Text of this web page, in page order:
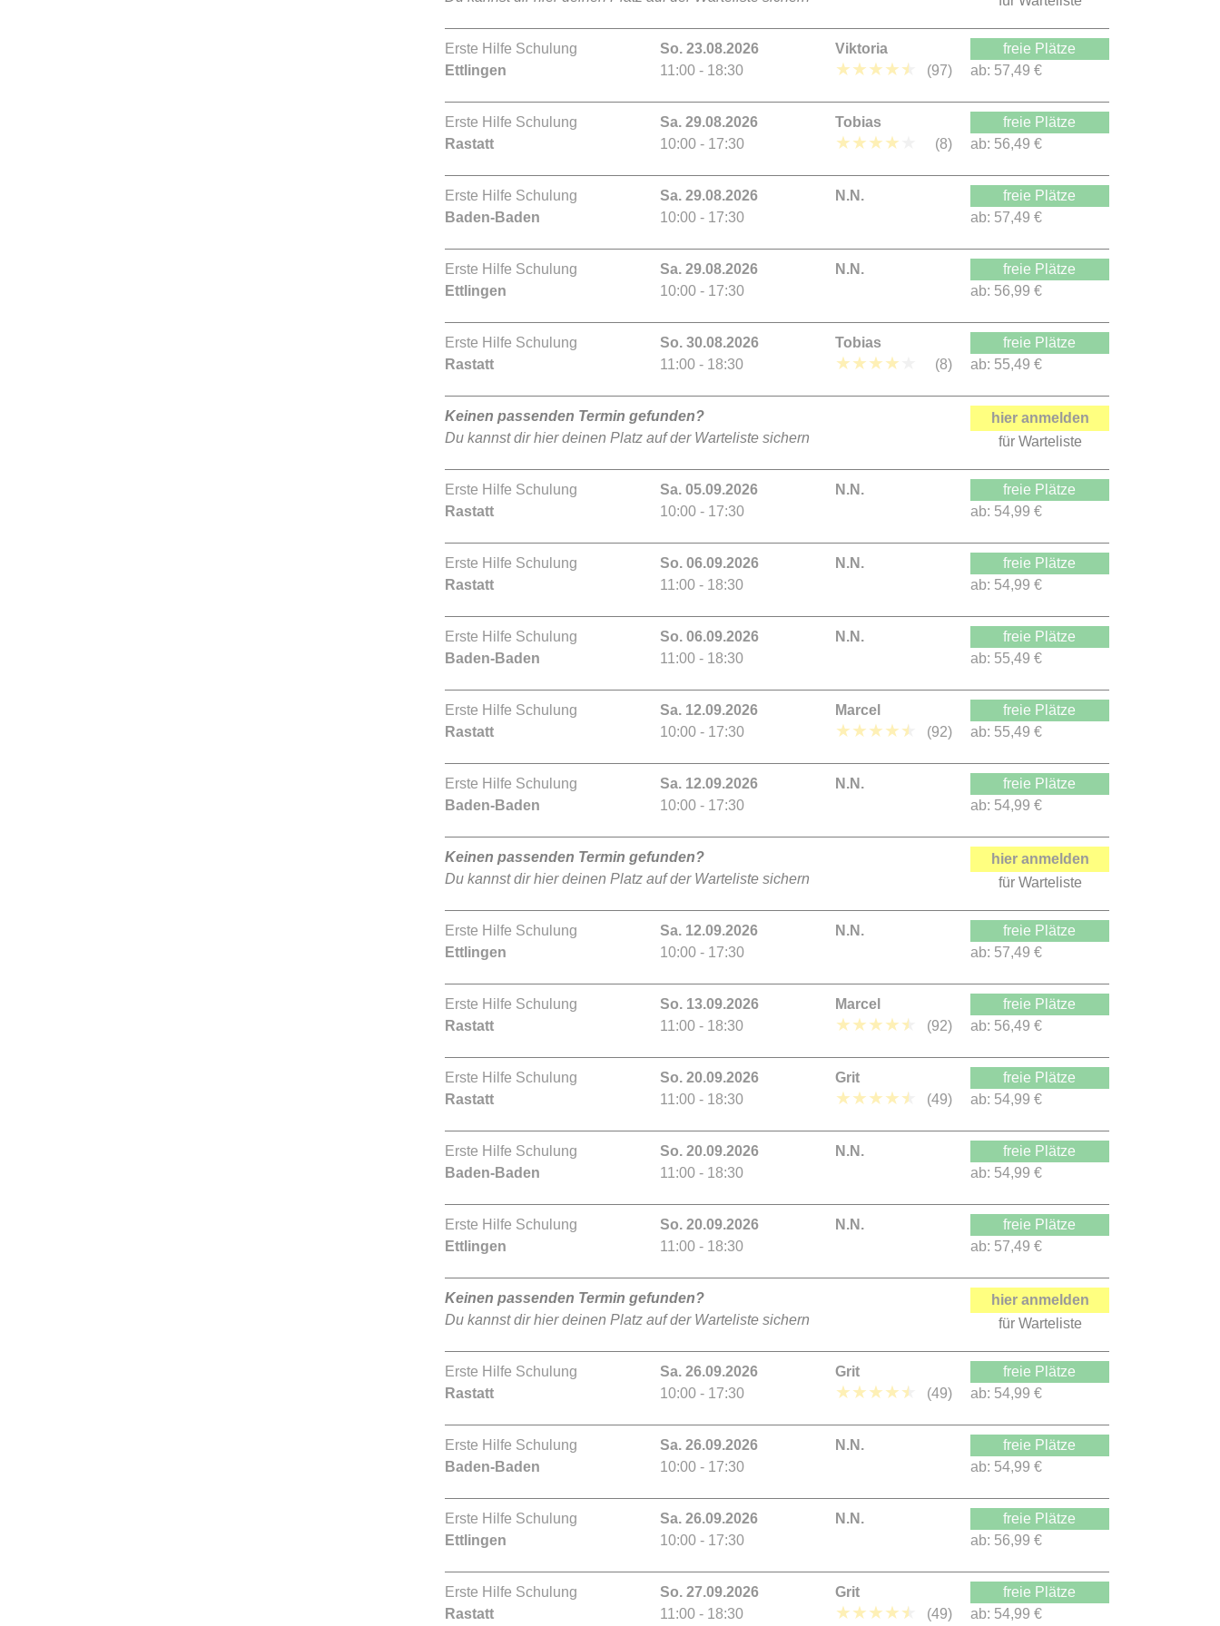
Erste Hilfe Schulung
Ettlingen
So. 23.08.2026
11:00 - 18:30
Viktoria
★★★★★ (97)
freie Plätze
ab: 57,49 €
Erste Hilfe Schulung
Rastatt
Sa. 29.08.2026
10:00 - 17:30
Tobias
★★★★ (8)
freie Plätze
ab: 56,49 €
Erste Hilfe Schulung
Baden-Baden
Sa. 29.08.2026
10:00 - 17:30
N.N.
freie Plätze
ab: 57,49 €
Erste Hilfe Schulung
Ettlingen
Sa. 29.08.2026
10:00 - 17:30
N.N.
freie Plätze
ab: 56,99 €
Erste Hilfe Schulung
Rastatt
So. 30.08.2026
11:00 - 18:30
Tobias
★★★★ (8)
freie Plätze
ab: 55,49 €
Keinen passenden Termin gefunden?
Du kannst dir hier deinen Platz auf der Warteliste sichern
hier anmelden
für Warteliste
Erste Hilfe Schulung
Rastatt
Sa. 05.09.2026
10:00 - 17:30
N.N.
freie Plätze
ab: 54,99 €
Erste Hilfe Schulung
Rastatt
So. 06.09.2026
11:00 - 18:30
N.N.
freie Plätze
ab: 54,99 €
Erste Hilfe Schulung
Baden-Baden
So. 06.09.2026
11:00 - 18:30
N.N.
freie Plätze
ab: 55,49 €
Erste Hilfe Schulung
Rastatt
Sa. 12.09.2026
10:00 - 17:30
Marcel
★★★★★ (92)
freie Plätze
ab: 55,49 €
Erste Hilfe Schulung
Baden-Baden
Sa. 12.09.2026
10:00 - 17:30
N.N.
freie Plätze
ab: 54,99 €
Keinen passenden Termin gefunden?
Du kannst dir hier deinen Platz auf der Warteliste sichern
hier anmelden
für Warteliste
Erste Hilfe Schulung
Ettlingen
Sa. 12.09.2026
10:00 - 17:30
N.N.
freie Plätze
ab: 57,49 €
Erste Hilfe Schulung
Rastatt
So. 13.09.2026
11:00 - 18:30
Marcel
★★★★★ (92)
freie Plätze
ab: 56,49 €
Erste Hilfe Schulung
Rastatt
So. 20.09.2026
11:00 - 18:30
Grit
★★★★★ (49)
freie Plätze
ab: 54,99 €
Erste Hilfe Schulung
Baden-Baden
So. 20.09.2026
11:00 - 18:30
N.N.
freie Plätze
ab: 54,99 €
Erste Hilfe Schulung
Ettlingen
So. 20.09.2026
11:00 - 18:30
N.N.
freie Plätze
ab: 57,49 €
Keinen passenden Termin gefunden?
Du kannst dir hier deinen Platz auf der Warteliste sichern
hier anmelden
für Warteliste
Erste Hilfe Schulung
Rastatt
Sa. 26.09.2026
10:00 - 17:30
Grit
★★★★★ (49)
freie Plätze
ab: 54,99 €
Erste Hilfe Schulung
Baden-Baden
Sa. 26.09.2026
10:00 - 17:30
N.N.
freie Plätze
ab: 54,99 €
Erste Hilfe Schulung
Ettlingen
Sa. 26.09.2026
10:00 - 17:30
N.N.
freie Plätze
ab: 56,99 €
Erste Hilfe Schulung
Rastatt
So. 27.09.2026
11:00 - 18:30
Grit
★★★★★ (49)
freie Plätze
ab: 54,99 €